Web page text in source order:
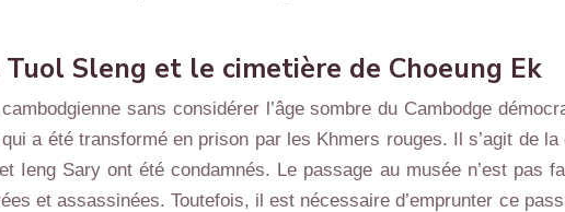
Sleng et le cimetière de Choeung Ek
sans considérer l’âge sombre du Cambodge
a été transformé en prison par les Khmers rouges. Il s’agit de
Ieng Sary ont été condamnés. Le passage au musée n’est
et assassinées. Toutefois, il est nécessaire d’emprunter ce